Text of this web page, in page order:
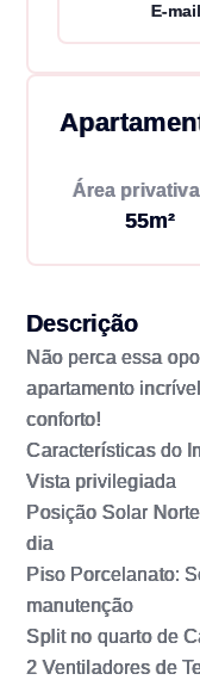
E-mail
Área privativa
55m²
Descrição
Não perca essa
apartamento
conforto!
Características do
Vista privilegiada
Posição Solar
dia
Piso Porcelanato:
manutenção
Split no quarto de
2 Ventiladores de